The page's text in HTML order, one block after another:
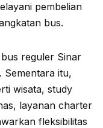
pembelian
bus.
reguler Sinar
Sementara itu,
wisata, study
layanan charter
fleksibilitas